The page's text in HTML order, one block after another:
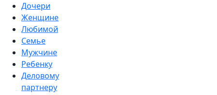
Дочери
Женщине
Любимой
Семье
Мужчине
Ребенку
Деловому
партнеру